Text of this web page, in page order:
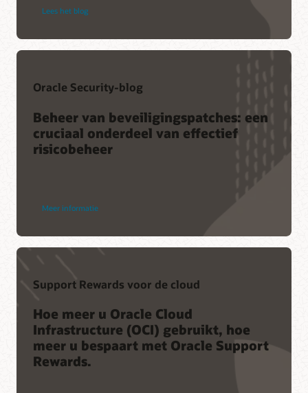
Lees het blog
Oracle Security-blog
Beheer van beveiligingspatches: een
cruciaal onderdeel van effectief
risicobeheer
Meer informatie
Support Rewards voor de cloud
Hoe meer u Oracle Cloud
Infrastructure (OCI) gebruikt, hoe
meer u bespaart met Oracle Support
Rewards.